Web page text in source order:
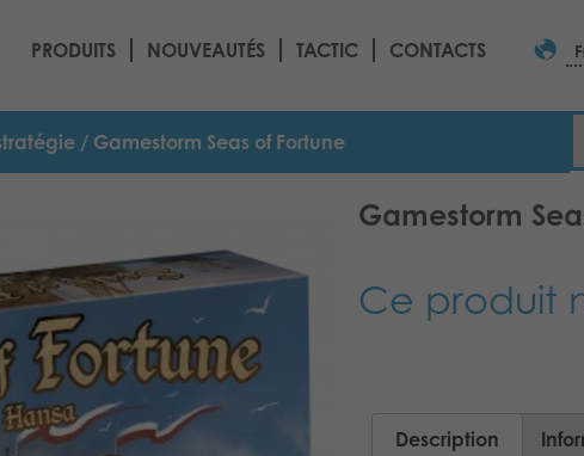
PRODUITS NOUVEAUTÉS TACTIC CONTACTS
/ Gamestorm Seas of Fortune
Gamestorm
Ce produit
Description